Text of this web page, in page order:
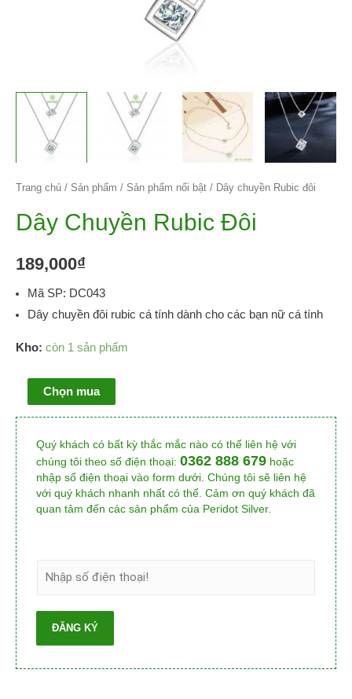
Trang chủ / Sản phẩm / Sản phẩm nổi bật / Dây chuyền Rubic đôi
Dây Chuyền Rubic Đôi
189,000₫
Mã SP: DC043
Dây chuyền đôi rubic cá tính dành cho các bạn nữ cá tính
Kho: còn 1 sản phẩm
Chọn mua
Quý khách có bất kỳ thắc mắc nào có thể liên hệ với
chúng tôi theo số điện thoại: 0362 888 679 hoặc
nhập số điện thoại vào form dưới. Chúng tôi sẽ liên hệ
với quý khách nhanh nhất có thể. Cảm ơn quý khách đã
quan tâm đến các sản phẩm của Peridot Silver.
ĐĂNG KÝ